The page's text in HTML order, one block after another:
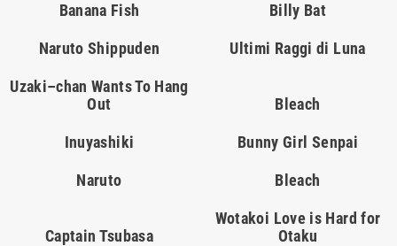
Banana Fish Billy Bat
Naruto Shippuden Ultimi Raggi di Luna
Uzaki–chan Wants To Hang
Out
Bleach
Inuyashiki Bunny Girl Senpai
Naruto Bleach
Captain Tsubasa
Wotakoi Love is Hard for
Otaku